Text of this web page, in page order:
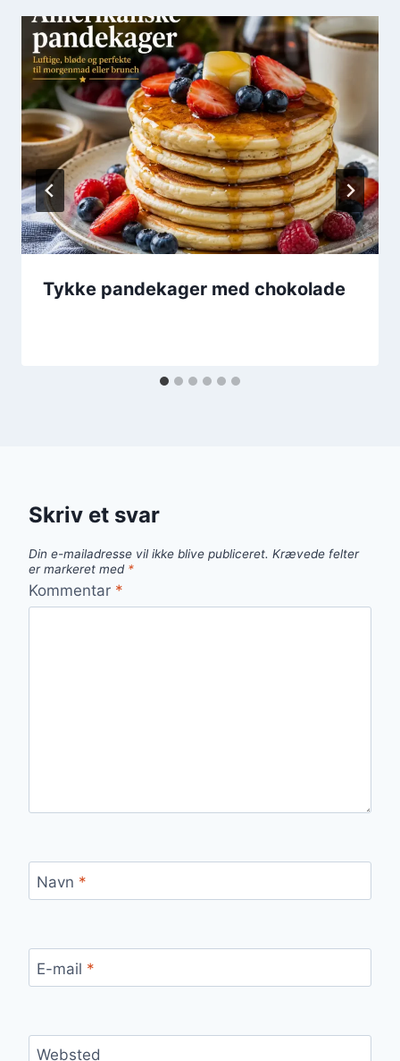
Tykke pandekager med chokolade
Skriv et svar
Din e-mailadresse vil ikke blive publiceret. Krævede felter
er markeret med *
Kommentar *
Navn *
E-mail *
Websted